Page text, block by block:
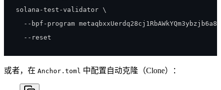
solana-test-validator \
--bpf-program
  --reset
或者，在 Anchor.toml 中配置自动克隆（Clone）：